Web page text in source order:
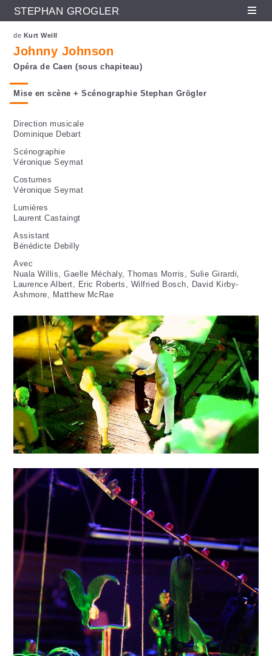
Aller au contenu principal
STEPHAN GRÖGLER De
de Kurt Weill
Johnny Johnson
Opéra de Caen (sous chapiteau)
Mise en scène + Scénographie Stephan Grögler
Direction musicale
Dominique Debart
Scénographie
Véronique Seymat
Costumes
Véronique Seymat
Lumières
Laurent Castaingt
Assistant
Bénédicte Debilly
Avec
Nuala Willis, Gaelle Méchaly, Thomas Morris, Sulie Girardi,
Laurence Albert, Eric Roberts, Wilfried Bosch, David Kirby-
Ashmore, Matthew McRae